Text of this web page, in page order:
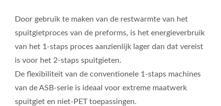
Door gebruik te maken van de restwarmte van het
spuitgietproces van de preforms, is het energieverbruik
van het 1-staps proces aanzienlijk lager dan dat vereist
is voor het 2-staps spuitgieten.
De flexibiliteit van de conventionele 1-staps machines
van de ASB-serie is ideaal voor extreme maatwerk
spuitgiet en niet-PET toepassingen.